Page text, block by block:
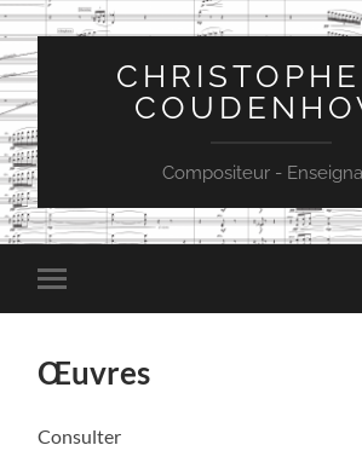
Compositeur -
Toggle
mobile
Œuvres
Consulter